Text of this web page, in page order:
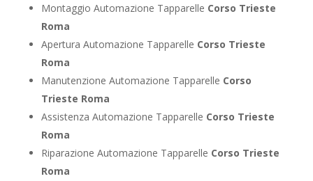
Montaggio Automazione Tapparelle Corso Trieste
Roma
Apertura Automazione Tapparelle Corso Trieste
Roma
Manutenzione Automazione Tapparelle Corso
Trieste Roma
Assistenza Automazione Tapparelle Corso Trieste
Roma
Riparazione Automazione Tapparelle Corso Trieste
Roma